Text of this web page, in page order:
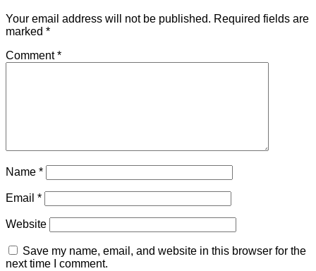
Your email address will not be published. Required fields are
marked *
Comment*
Name *
Email *
Website
Save my name, email, and website in this browser for the
next time I comment.